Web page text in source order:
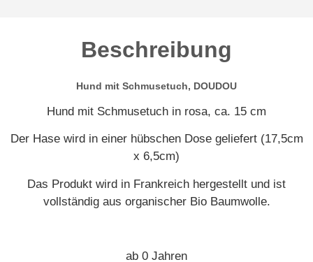
Beschreibung
Hund mit Schmusetuch, DOUDOU
Hund mit Schmusetuch in rosa, ca. 15 cm
Der Hase wird in einer hübschen Dose geliefert (17,5cm
x 6,5cm)
Das Produkt wird in Frankreich hergestellt und ist
vollständig aus organischer Bio Baumwolle.
ab 0 Jahren